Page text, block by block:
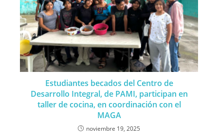
Estudiantes becados del Centro de
Desarrollo Integral, de PAMI, participan en
taller de cocina, en coordinación con el
MAGA
noviembre 19, 2025